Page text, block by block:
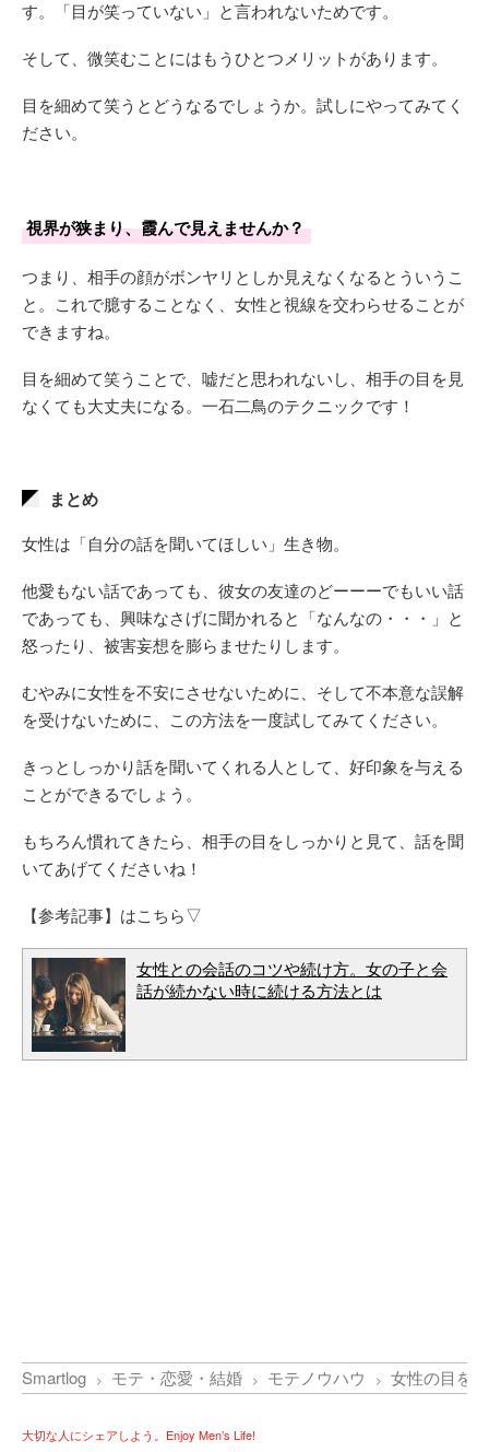
す。「目が笑っていない」と言われないためです。
そして、微笑むことにはもうひとつメリットがあります。
目を細めて笑うとどうなるでしょうか。試しにやってみてく
ださい。
視界が狭まり、霞んで見えませんか？
つまり、相手の顔がボンヤリとしか見えなくなるとういうこ
と。これで臆することなく、女性と視線を交わらせることが
できますね。
目を細めて笑うことで、嘘だと思われないし、相手の目を見
なくても大丈夫になる。一石二鳥のテクニックです！
まとめ
女性は「自分の話を聞いてほしい」生き物。
他愛もない話であっても、彼女の友達のどーーーでもいい話
であっても、興味なさげに聞かれると「なんなの・・・」と
怒ったり、被害妄想を膨らませたりします。
むやみに女性を不安にさせないために、そして不本意な誤解
を受けないために、この方法を一度試してみてください。
きっとしっかり話を聞いてくれる人として、好印象を与える
ことができるでしょう。
もちろん慣れてきたら、相手の目をしっかりと見て、話を聞
いてあげてくださいね！
【参考記事】はこちら▽
女性との会話のコツや続け方。女の子と会
話が続かない時に続ける方法とは
Smartlog モテ・恋愛・結婚 モテノウハウ 女性の目を
大切な人にシェアしよう。Enjoy Men’s Life!